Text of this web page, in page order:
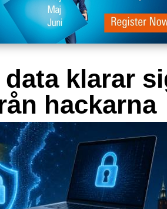
klarar
hackarna